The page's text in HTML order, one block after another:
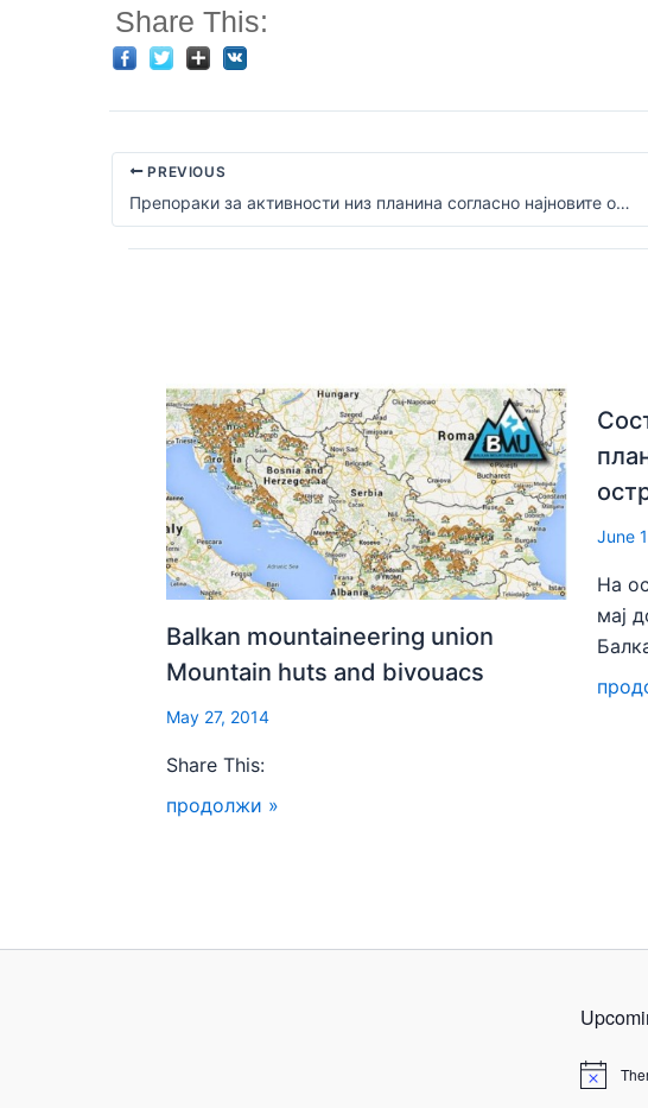
Share This:
PREVIOUS
Препораки за активности низ планина согласно најновите одлуки на Владата.
Balkan mountaineering union
Mountain huts and bivouacs
May 27, 2014
Share This:
продолжи »
June
На
мај
N